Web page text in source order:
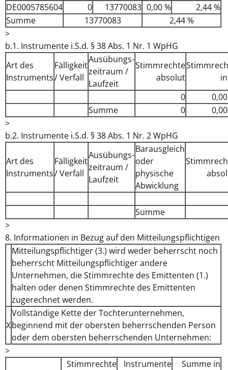
DE0005785604
0 13770083 0,00 %
2,44 %
Summe
13770083
2,44 %
>
b.1. Instrumente i.S.d. § 38 Abs. 1 Nr. 1 WpHG
Art des
Instruments
Fälligkeit
/ Verfall
Ausübungs­
zeitraum /
Laufzeit
Stimmrechte
absolut
0
Summe
0
>
b.2. Instrumente i.S.d. § 38 Abs. 1 Nr. 2 WpHG
Art des
Instruments
Fälligkeit
/ Verfall
Ausübungs­
zeitraum /
Laufzeit
Barausgleich
oder
physische
Abwicklung
Summe
>
8. Informationen in Bezug auf den Mitteilungspflichtigen
Mitteilungspflichtiger (3.) wird weder beherrscht noch
beherrscht Mitteilungspflichtiger andere
Unternehmen, die Stimmrechte des Emittenten (1.)
halten oder denen Stimmrechte des Emittenten
zugerechnet werden.
X
Vollständige Kette der Tochterunternehmen,
beginnend mit der obersten beherrschenden Person
oder dem obersten beherrschenden Unternehmen:
>
Stimmrechte
Instrumente
Summe in